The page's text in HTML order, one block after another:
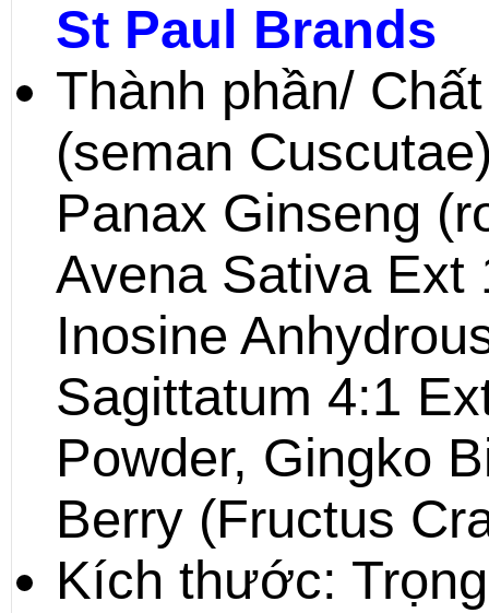
St Paul Brands
Thành phần/
(seman
Panax Ginseng
Avena Sativa Ext
Inosine
Sagittatum 4:1
Powder, Gingko
Berry (Fructus
Kích thước: